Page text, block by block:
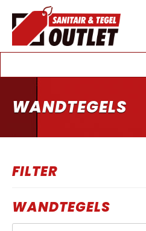
WANDTEGELS
FILTER
WANDTEGELS